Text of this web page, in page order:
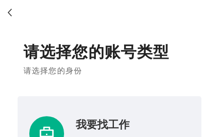
请选择您的账号类型
请选择您的身份
我要找工作